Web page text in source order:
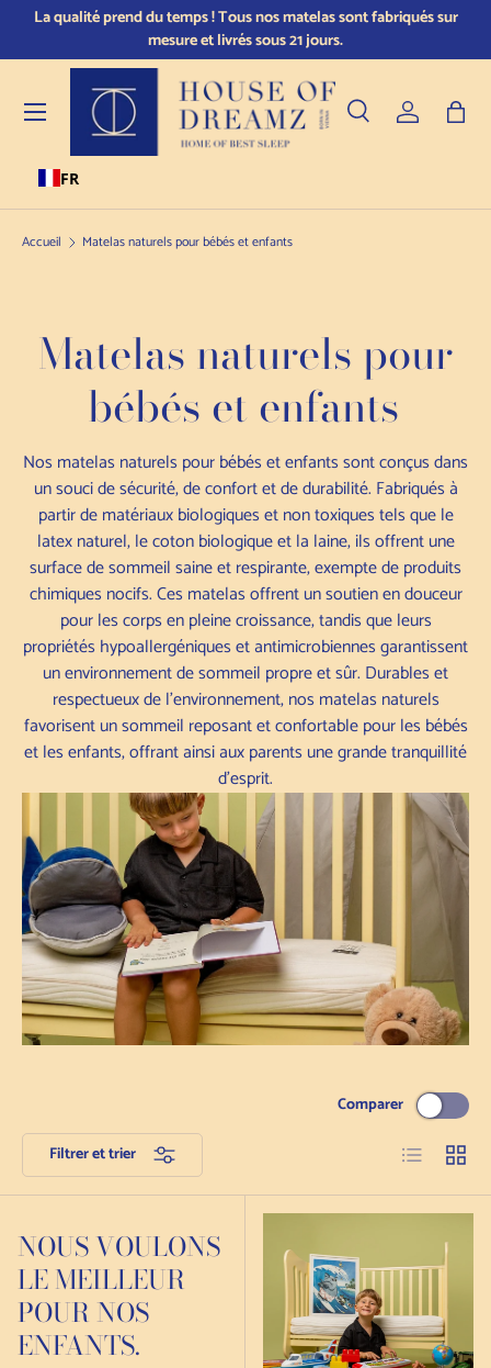
Skip to content
fabriqués sur Ayez l'esprit tranquille : faites vos achats en toute
notre politique de retour sous 14 jours.
FR
Recherche
Type de produit
Recherche
Se Sac
Menu
Accueil Matelas naturels pour bébés et enfants
Matelas naturels pour
bébés et enfants
Nos matelas naturels pour bébés et enfants sont conçus dans
un souci de sécurité, de confort et de durabilité. Fabriqués à
partir de matériaux biologiques et non toxiques tels que le
latex naturel, le coton biologique et la laine, ils offrent une
surface de sommeil saine et respirante, exempte de produits
chimiques nocifs. Ces matelas offrent un soutien en douceur
pour les corps en pleine croissance, tandis que leurs
propriétés hypoallergéniques et antimicrobiennes garantissent
un environnement de sommeil propre et sûr. Durables et
respectueux de l'environnement, nos matelas naturels
favorisent un sommeil reposant et confortable pour les bébés
et les enfants, offrant ainsi aux parents une grande tranquillité
d'esprit.
Filtrer et trier
Comparer
Liste Grille
NOUS VOULONS
LE MEILLEUR
POUR NOS
ENFANTS.